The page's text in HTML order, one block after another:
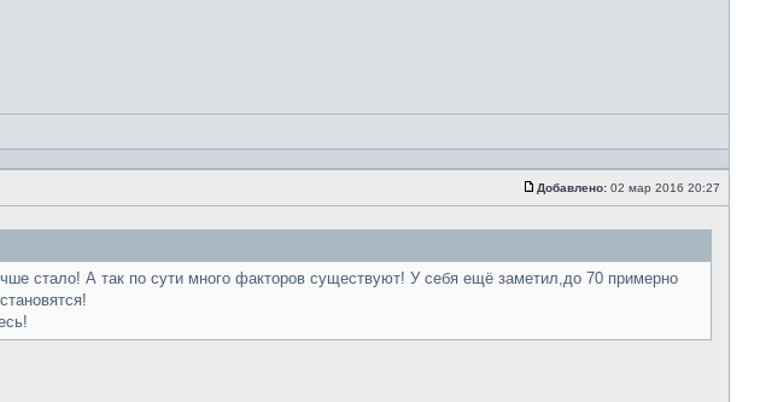
Добавлено: 02 мар 2016 20:27
стало! А так по сути много факторов существуют! У себя ещё заметил,до 70 примерно